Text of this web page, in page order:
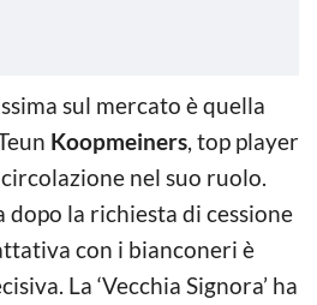
sul mercato è quella
Koopmeiners, top player
nel suo ruolo.
dopo la richiesta di cessione
con i bianconeri è
La ‘Vecchia Signora’ ha